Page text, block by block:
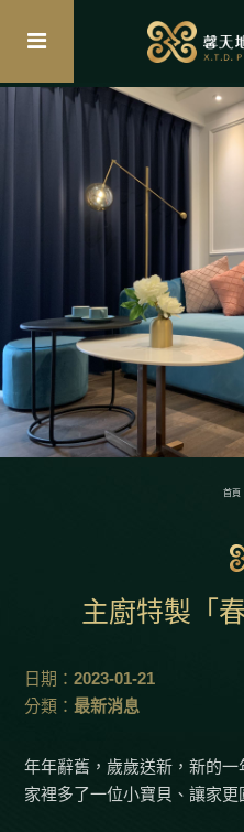
首頁
主廚特製「
日期：2023-01-21
分類： 最新消息
年年辭舊，歲歲送新，新的一
家裡多了一位小寶貝、讓家更